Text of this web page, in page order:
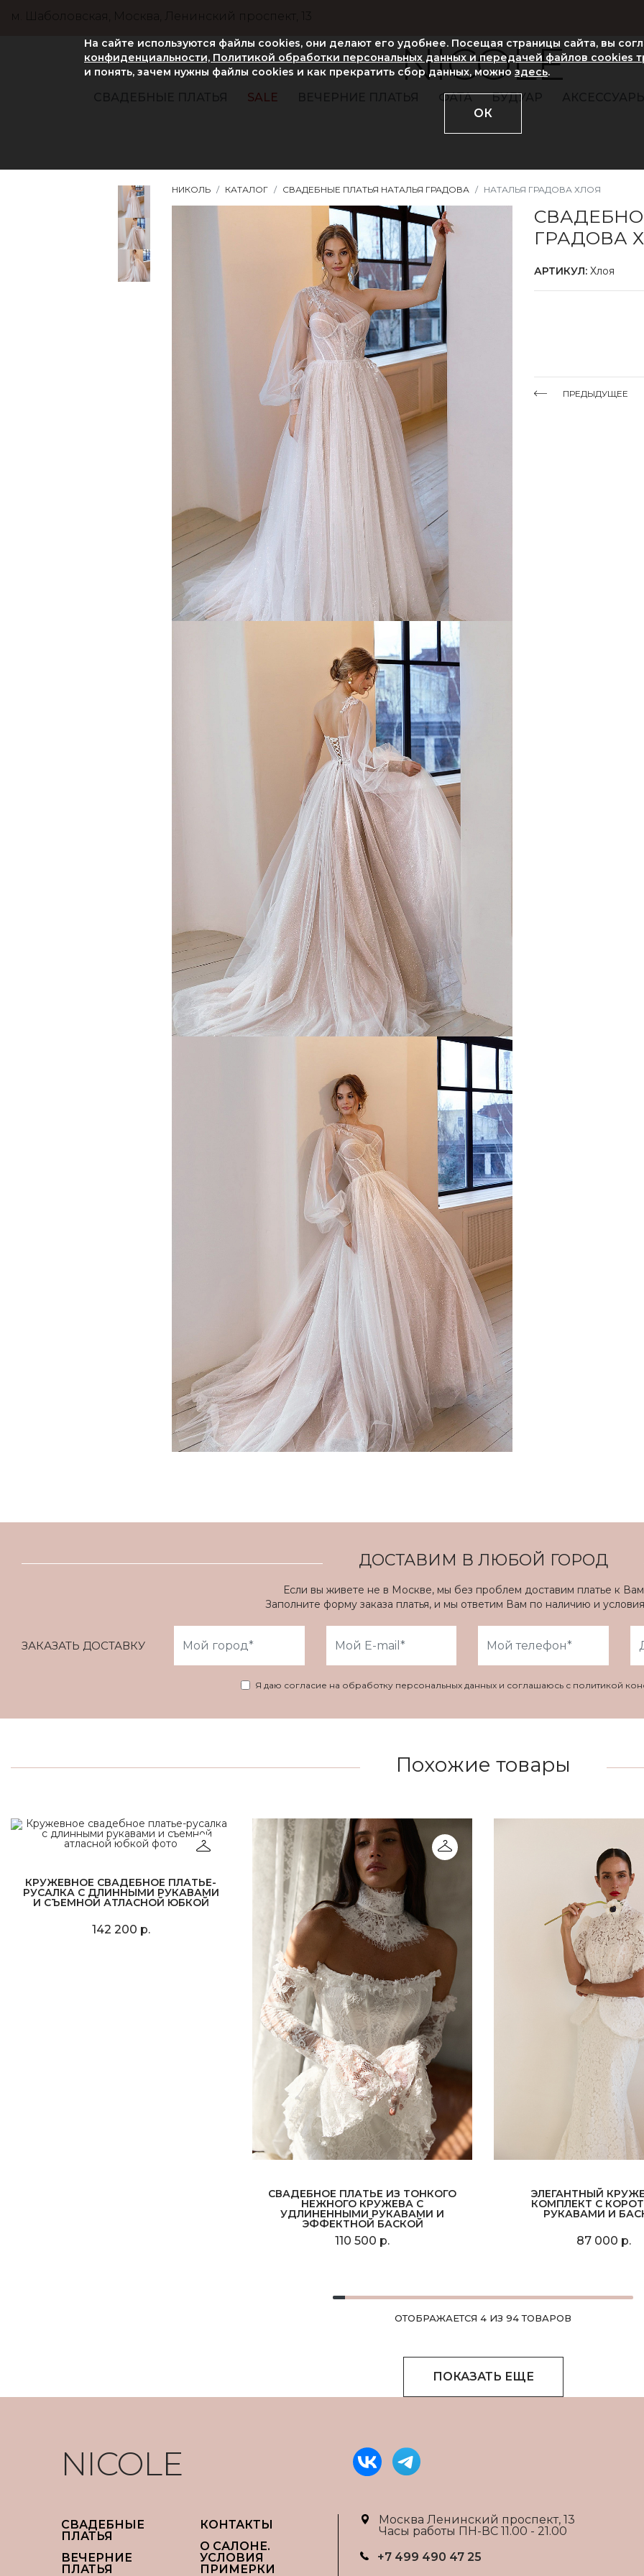
м. Шаболовская, Москва, Ленинский проспект, 13
NICOLE
СВАДЕБНЫЕ ПЛАТЬЯ SALE ВЕЧЕРНИЕ ПЛАТЬЯ ФАТА БУДУАР
НИКОЛЬ КАТАЛОГ СВАДЕБНЫЕ ПЛАТЬЯ НАТАЛЬЯ ГРАДОВА НАТАЛЬЯ ГРАДОВА ХЛОЯ
ГРАДОВА
АРТИКУЛ: Хлоя
ПРЕДЫДУЩЕЕ
ДОСТАВИМ В ЛЮБОЙ ГОРОД
Если вы живете не в Москве, мы без проблем доставим платье к
Заполните форму заказа платья, и мы ответим Вам по наличию и
ЗАКАЗАТЬ ДОСТАВКУ
Я даю согласие на обработку персональных данных и соглашаюсь с политикой
Похожие товары
КРУЖЕВНОЕ СВАДЕБНОЕ ПЛАТЬЕ-
РУСАЛКА С ДЛИННЫМИ РУКАВАМИ
И СЪЕМНОЙ АТЛАСНОЙ ЮБКОЙ
142 200 р.
СВАДЕБНОЕ ПЛАТЬЕ ИЗ ТОНКОГО
НЕЖНОГО КРУЖЕВА С
УДЛИНЕННЫМИ РУКАВАМИ И
ЭФФЕКТНОЙ БАСКОЙ
110 500 р.
ЭЛЕГАНТНЫЙ
КОМПЛЕКТ С
РУКАВАМИ И
87 000 р.
ОТОБРАЖАЕТСЯ 4 ИЗ 94 ТОВАРОВ
ПОКАЗАТЬ ЕЩЕ
NICOLE
СВАДЕБНЫЕ
ПЛАТЬЯ
ВЕЧЕРНИЕ
ПЛАТЬЯ
КОНТАКТЫ
О САЛОНЕ.
УСЛОВИЯ
ПРИМЕРКИ
Москва Ленинский проспект, 13
Часы работы ПН-ВС 11.00 - 21.00
+7 499 490 47 25
На сайте используются файлы cookies, они делают его удобнее. Посещая страницы сайта, вы
конфиденциальности, Политикой обработки персональных данных и передачей файлов cookies
и понять, зачем нужны файлы сookies и как прекратить сбор данных, можно здесь.
ОК